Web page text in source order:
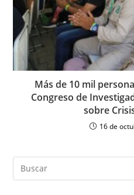
Más de 10 mil
Congreso de
sobre
16 de